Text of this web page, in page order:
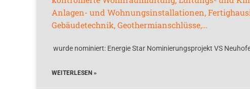
Anlagen- und Wohnungsinstallationen,
Gebäudetechnik, Geothermianschlüsse,…
wurde nominiert: Energie Star Nominierungsprojekt VS
WEITERLESEN »